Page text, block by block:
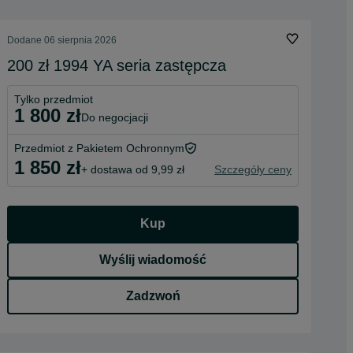
Dodane 06 sierpnia 2026
200 zł 1994 YA seria zastępcza
Tylko przedmiot
1 800 zł do negocjacji
Przedmiot z Pakietem Ochronnym
1 850 zł+ dostawa od 9,99 zł Szczegóły ceny
Kup
Wyślij wiadomość
Zadzwoń